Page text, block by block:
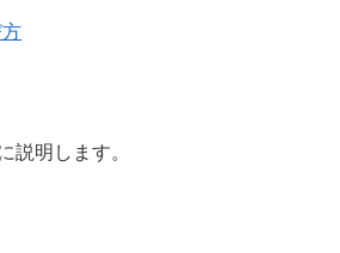
説明します。